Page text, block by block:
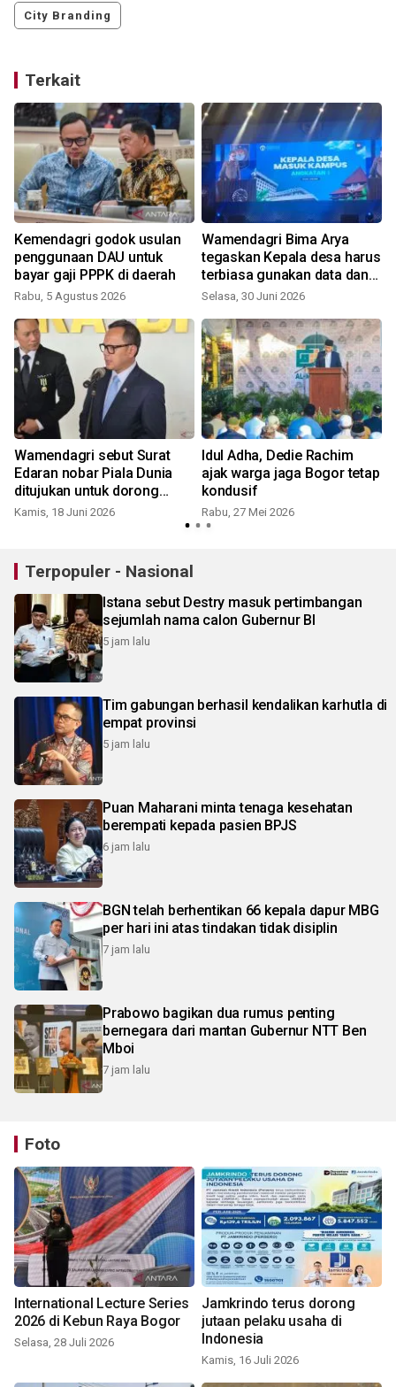
City Branding
Terkait
Kemendagri godok usulan
penggunaan DAU untuk
bayar gaji PPPK di daerah
Rabu, 5 Agustus 2026
Wamendagri Bima Arya
tegaskan Kepala desa harus
terbiasa gunakan data dan
inovasi
Selasa, 30 Juni 2026
Wamendagri sebut Surat
Edaran nobar Piala Dunia
ditujukan untuk dorong
ekonomi daerah
Kamis, 18 Juni 2026
Idul Adha, Dedie Rachim
ajak warga jaga Bogor tetap
kondusif
Rabu, 27 Mei 2026
Terpopuler - Nasional
Istana sebut Destry masuk pertimbangan
sejumlah nama calon Gubernur BI
5 jam lalu
Tim gabungan berhasil kendalikan karhutla di
empat provinsi
5 jam lalu
Puan Maharani minta tenaga kesehatan
berempati kepada pasien BPJS
6 jam lalu
BGN telah berhentikan 66 kepala dapur MBG
per hari ini atas tindakan tidak disiplin
7 jam lalu
Prabowo bagikan dua rumus penting
bernegara dari mantan Gubernur NTT Ben
Mboi
7 jam lalu
Foto
International Lecture Series
2026 di Kebun Raya Bogor
Selasa, 28 Juli 2026
Jamkrindo terus dorong
jutaan pelaku usaha di
Indonesia
Kamis, 16 Juli 2026